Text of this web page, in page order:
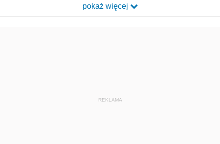
pokaż więcej
REKLAMA